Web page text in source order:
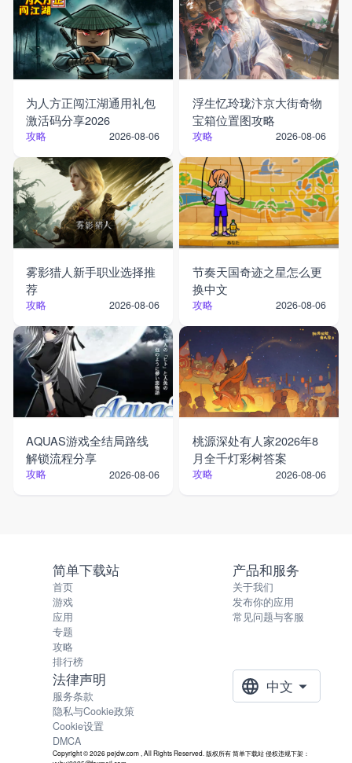
为人方正闯江湖通用礼包
激活码分享2026
攻略 2026-08-06
浮生忆玲珑汴京大街奇物
宝箱位置图攻略
攻略 2026-08-06
雾影猎人新手职业选择推
荐
攻略 2026-08-06
节奏天国奇迹之星怎么更
换中文
攻略 2026-08-06
AQUAS游戏全结局路线
解锁流程分享
攻略 2026-08-06
桃源深处有人家2026年8
月全千灯彩树答案
攻略 2026-08-06
简单下载站
首页
游戏
应用
专题
攻略
排行榜
产品和服务
关于我们
发布你的应用
常见问题与客服
法律声明
服务条款
隐私与Cookie政策
Cookie设置
DMCA
中文
Copyright © 2026 pejdw.com , All Rights Reserved. 版权所有 简单下载站 侵权违规下架：